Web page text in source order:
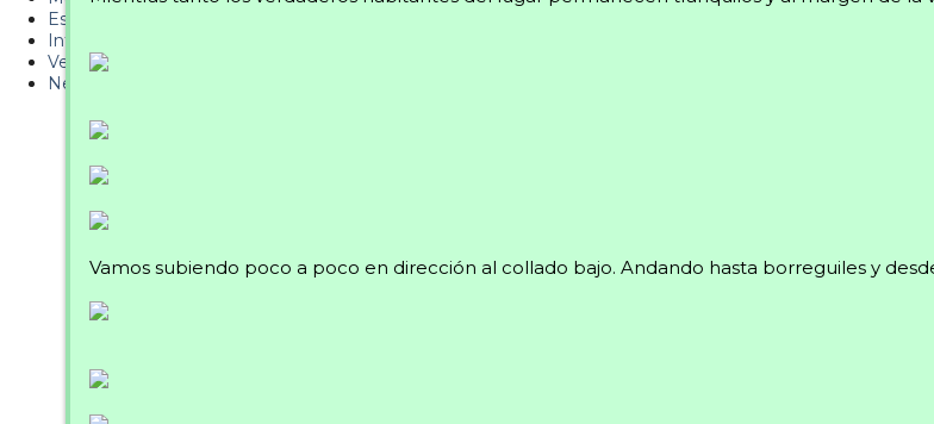
Esquí Pro
Infonieve
Verano
Nevalog
Vamos subiendo poco a poco en dirección al collado bajo. Andando hasta borreguiles y